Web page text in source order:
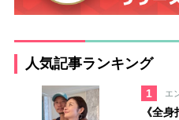
人気記事ランキング
1 エ
《全